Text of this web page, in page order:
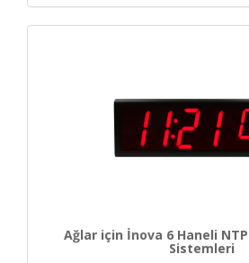
Ağlar için İnova 6 Haneli
Sistemleri